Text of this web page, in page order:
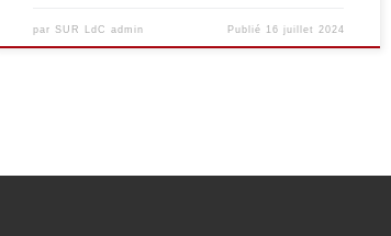
parSUR LdC admin Publié 16 juillet 2024